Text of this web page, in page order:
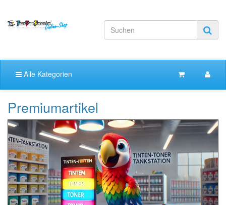
Alle Kategorien
Premiumartikel